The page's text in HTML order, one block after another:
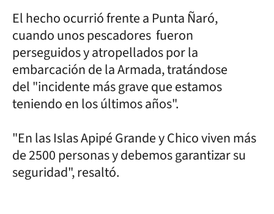
El hecho ocurrió frente a Punta Ñaró,
cuando unos pescadores fueron
perseguidos y atropellados por la
embarcación de la Armada, tratándose
del "incidente más grave que estamos
teniendo en los últimos años".
"En las Islas Apipé Grande y Chico viven más
de 2500 personas y debemos garantizar su
seguridad", resaltó.